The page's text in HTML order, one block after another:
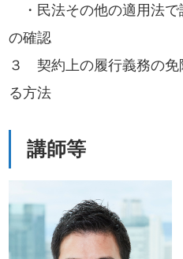
・民法その他の適用法で
の確認
３ 契約上の履行義務の免
る方法
講師等